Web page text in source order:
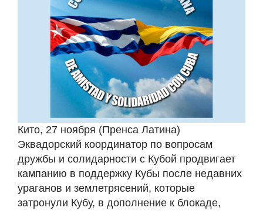
Кито, 27 ноября (Пренса Латина)
Эквадорский координатор по вопросам
дружбы и солидарности с Кубой продвигает
кампанию в поддержку Кубы после недавних
ураганов и землетрясений, которые
затронули Кубу, в дополнение к блокаде,